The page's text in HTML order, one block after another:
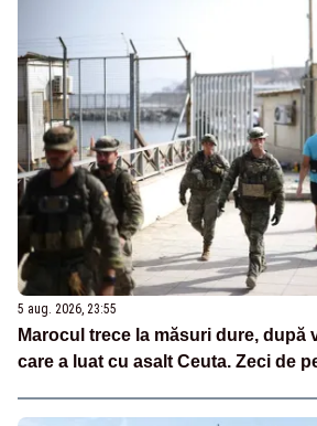
5 aug. 2026, 23:55
Marocul trece la măsuri dure, după
care a luat cu asalt Ceuta. Zeci de